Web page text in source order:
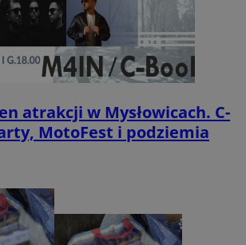
atrakcji w Mysłowicach. C-
MotoFest i podziemia